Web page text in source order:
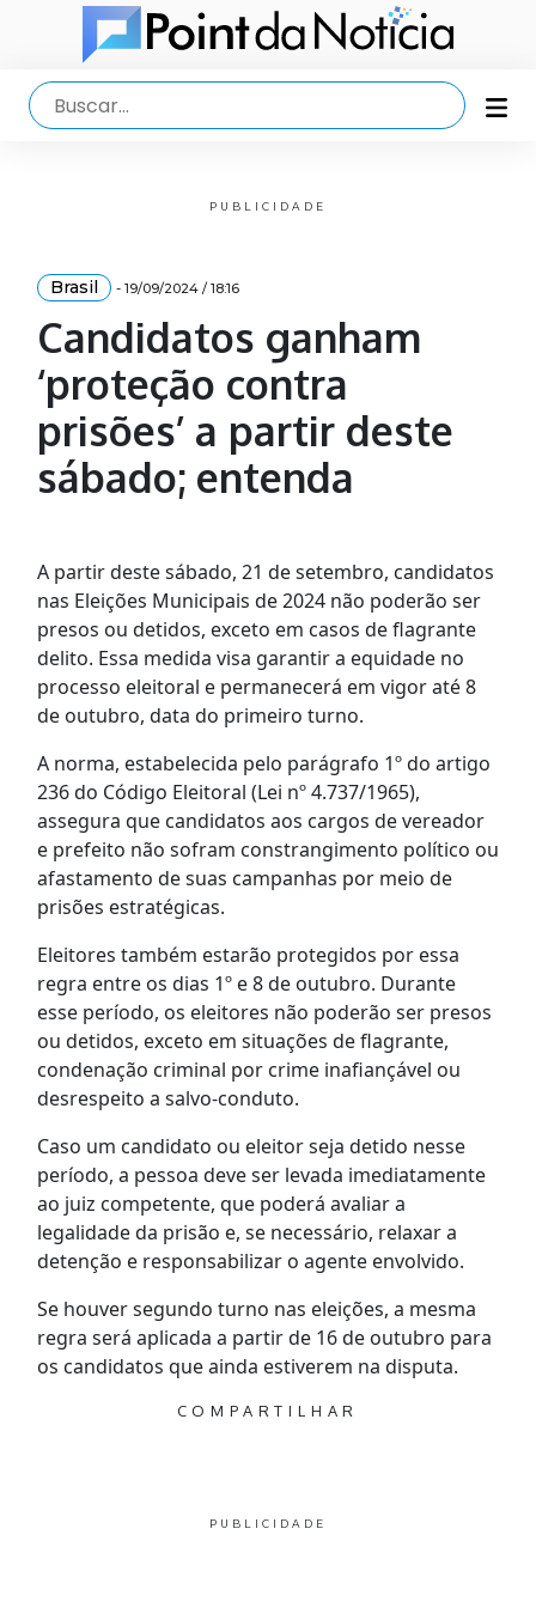
PUBLICIDADE
Brasil - 19/09/2024 / 18:16
Candidatos ganham
‘proteção contra
prisões’ a partir deste
sábado; entenda
A partir deste sábado, 21 de setembro, candidatos
nas Eleições Municipais de 2024 não poderão ser
presos ou detidos, exceto em casos de flagrante
delito. Essa medida visa garantir a equidade no
processo eleitoral e permanecerá em vigor até 8
de outubro, data do primeiro turno.
A norma, estabelecida pelo parágrafo 1º do artigo
236 do Código Eleitoral (Lei nº 4.737/1965),
assegura que candidatos aos cargos de vereador
e prefeito não sofram constrangimento político ou
afastamento de suas campanhas por meio de
prisões estratégicas.
Eleitores também estarão protegidos por essa
regra entre os dias 1º e 8 de outubro. Durante
esse período, os eleitores não poderão ser presos
ou detidos, exceto em situações de flagrante,
condenação criminal por crime inafiançável ou
desrespeito a salvo-conduto.
Caso um candidato ou eleitor seja detido nesse
período, a pessoa deve ser levada imediatamente
ao juiz competente, que poderá avaliar a
legalidade da prisão e, se necessário, relaxar a
detenção e responsabilizar o agente envolvido.
Se houver segundo turno nas eleições, a mesma
regra será aplicada a partir de 16 de outubro para
os candidatos que ainda estiverem na disputa.
COMPARTILHAR
PUBLICIDADE